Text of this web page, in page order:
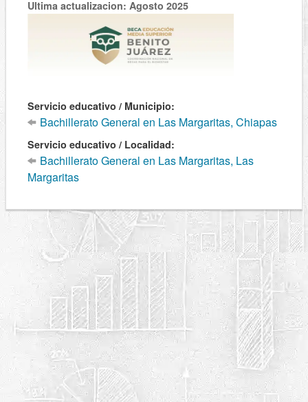
Ultima actualizacion: Agosto 2025
Servicio educativo / Municipio:
Bachillerato General en Las Margaritas, Chiapas
Servicio educativo / Localidad:
Bachillerato General en Las Margaritas, Las
Margaritas